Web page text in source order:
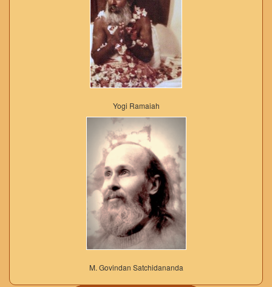
Yogi Ramaiah
M. Govindan Satchidananda